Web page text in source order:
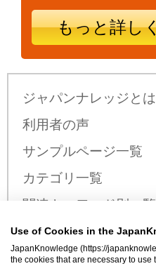
もっと詳し
ジャパンナレッジとは
利用者の声
サンプルページ一覧
カテゴリ一覧
関連キーワード別一覧
サンプル公開辞書・
料金・収録コンテンツ
Use of Cookies in the
JapanKnowledge (https://
the cookies that are necessary to use